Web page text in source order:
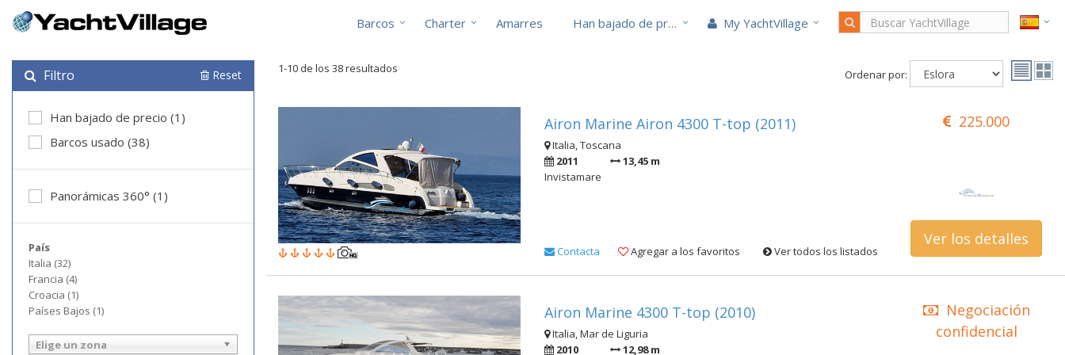
Barcos Charter Amarres Han bajado de precio My YachtVillage
Filtro Reset
Han bajado de precio (1)
Barcos usado (38)
Panorámicas 360° (1)
País
Italia (32)
Francia (4)
Croacia (1)
Países Bajos (1)
Elige un zona
1-10 de los 38 resultados Ordenar por:
Airon Marine Airon 4300 T-top (2011) 225.000
Italia, Toscana
2011
13,45 m
Invistamare
Contacta Agregar a los favoritos Ver todos los listados
Ver los detalles
Airon Marine 4300 T-top (2010)
Negociación
confidencial
Italia, Mar de Liguria
2010
12,98 m